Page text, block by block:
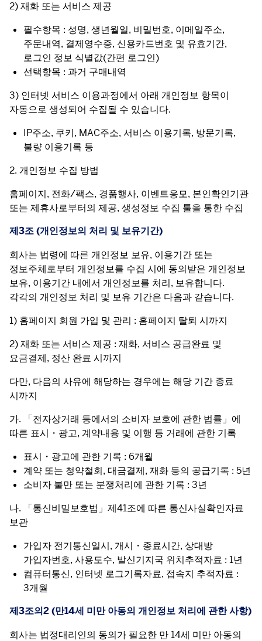
2) 재화 또는 서비스 제공
필수항목 : 성명, 생년월일, 비밀번호, 이메일주소,
주문내역, 결제영수증, 신용카드번호 및 유효기간,
로그인 정보 식별값(간편 로그인)
선택항목 : 과거 구매내역
3) 인터넷 서비스 이용과정에서 아래 개인정보 항목이
자동으로 생성되어 수집될 수 있습니다.
IP주소, 쿠키, MAC주소, 서비스 이용기록, 방문기록,
불량 이용기록 등
2. 개인정보 수집 방법
홈페이지, 전화/팩스, 경품행사, 이벤트응모, 본인확인기관
또는 제휴사로부터의 제공, 생성정보 수집 툴을 통한 수집
제3조 (개인정보의 처리 및 보유기간)
회사는 법령에 따른 개인정보 보유, 이용기간 또는
정보주체로부터 개인정보를 수집 시에 동의받은 개인정보
보유, 이용기간 내에서 개인정보를 처리, 보유합니다.
각각의 개인정보 처리 및 보유 기간은 다음과 같습니다.
1) 홈페이지 회원 가입 및 관리 : 홈페이지 탈퇴 시까지
2) 재화 또는 서비스 제공 : 재화, 서비스 공급완료 및
요금결제, 정산 완료 시까지
다만, 다음의 사유에 해당하는 경우에는 해당 기간 종료
시까지
가. 「전자상거래 등에서의 소비자 보호에 관한 법률」에
따른 표시・광고, 계약내용 및 이행 등 거래에 관한 기록
표시・광고에 관한 기록 : 6개월
계약 또는 청약철회, 대금결제, 재화 등의 공급기록 : 5년
소비자 불만 또는 분쟁처리에 관한 기록 : 3년
나. 「통신비밀보호법」제41조에 따른 통신사실확인자료
보관
가입자 전기통신일시, 개시・종료시간, 상대방
가입자번호, 사용도수, 발신기지국 위치추적자료 : 1년
컴퓨터통신, 인터넷 로그기록자료, 접속지 추적자료 :
3개월
제3조의2 (만14세 미만 아동의 개인정보 처리에 관한 사항)
회사는 법정대리인의 동의가 필요한 만 14세 미만 아동의